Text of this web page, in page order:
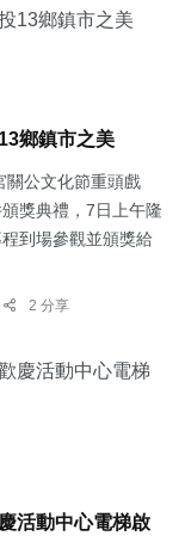
鄉鎮市之美
關公文化節重頭戲
獎典禮，7日上午隆
到場參觀並頒獎給
2 分享
活動中心電梯啟